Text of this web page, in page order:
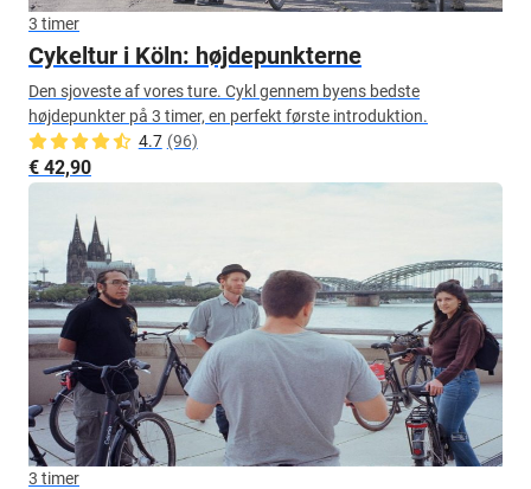
3 timer
Cykeltur i Köln: højdepunkterne
Den sjoveste af vores ture. Cykl gennem byens bedste
højdepunkter på 3 timer, en perfekt første introduktion.
4.7 (96)
€ 42,90
3 timer